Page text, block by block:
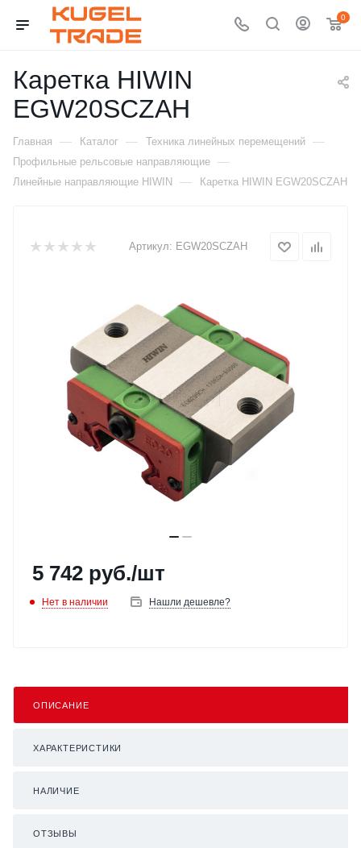
0
Каретка HIWIN
EGW20SCZAH
Главная — Каталог — Техника линейных перемещений —
Профильные рельсовые направляющие —
Линейные направляющие HIWIN — Каретка HIWIN EGW20SCZAH
Артикул: EGW20SCZAH
5 742 руб./шт
Нет в наличии Нашли дешевле?
ОПИСАНИЕ
ХАРАКТЕРИСТИКИ
НАЛИЧИЕ
ОТЗЫВЫ